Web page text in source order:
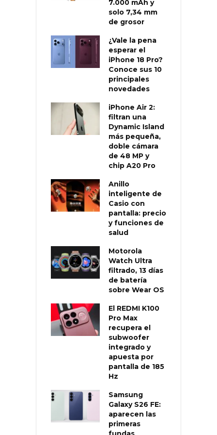
7.000 mAh y
solo 7,34 mm
de grosor
¿Vale la pena
esperar el
iPhone 18 Pro?
Conoce sus 10
principales
novedades
iPhone Air 2:
filtran una
Dynamic Island
más pequeña,
doble cámara
de 48 MP y
chip A20 Pro
Anillo
inteligente de
Casio con
pantalla: precio
y funciones de
salud
Motorola
Watch Ultra
filtrado, 13 días
de batería
sobre Wear OS
El REDMI K100
Pro Max
recupera el
subwoofer
integrado y
apuesta por
pantalla de 185
Hz
Samsung
Galaxy S26 FE:
aparecen las
primeras